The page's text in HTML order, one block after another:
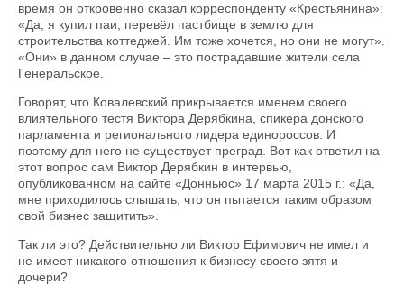
время он откровенно сказал корреспонденту «Крестьянина»:
«Да, я купил паи, перевёл пастбище в землю для
строительства коттеджей. Им тоже хочется, но они не могут».
«Они» в данном случае – это пострадавшие жители села
Генеральское.
Говорят, что Ковалевский прикрывается именем своего
влиятельного тестя Виктора Дерябкина, спикера донского
парламента и регионального лидера единороссов. И
поэтому для него не существует преград. Вот как ответил на
этот вопрос сам Виктор Дерябкин в интервью,
опубликованном на сайте «Донньюс» 17 марта 2015 г.: «Да,
мне приходилось слышать, что он пытается таким образом
свой бизнес защитить».
Так ли это? Действительно ли Виктор Ефимович не имел и
не имеет никакого отношения к бизнесу своего зятя и
дочери?